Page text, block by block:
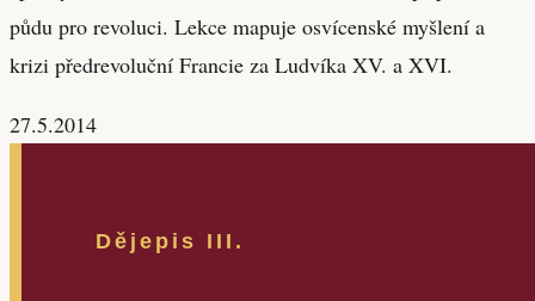
půdu pro revoluci. Lekce mapuje osvícenské myšlení a
krizi předrevoluční Francie za Ludvíka XV. a XVI.
27.5.2014